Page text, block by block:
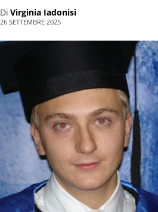
Di Virginia Iadonisi
26 SETTEMBRE 2025